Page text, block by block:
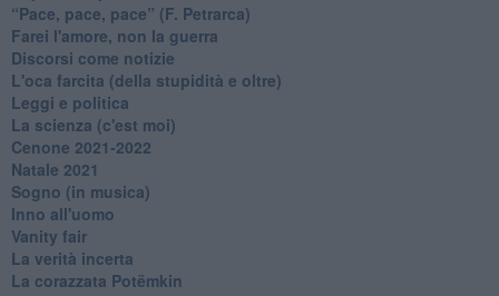
​“Pace, pace, pace” (F. Petrarca)
Farei l'amore, non la guerra
Discorsi come notizie
L'oca farcita (della stupidità e oltre)
Leggi e politica
La scienza (c'est moi)
Cenone 2021-2022
Natale 2021
Sogno (in musica)
Inno all'uomo
Vanity fair
La verità incerta
La corazzata Potëmkin